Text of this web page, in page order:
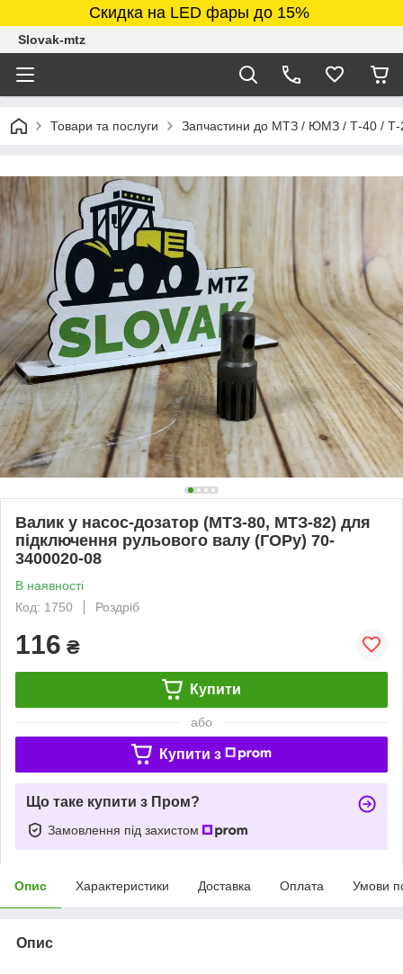
Скидка на LED фары до 15%
Slovak-mtz
Товари та послуги Запчастини до МТЗ / ЮМЗ / Т-40 /
Валик у насос-дозатор (МТЗ-80, МТЗ-82) для
підключення рульового валу (ГОРу) 70-
3400020-08
В наявності
Код: 1750
Роздріб
116 ₴
Купити
або
Купити з
Що таке купити з Пром?
Замовлення під захистом
Опис Характеристики Доставка Оплата Умови
Опис